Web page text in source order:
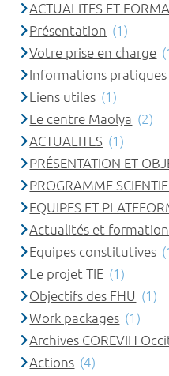
ACTUALITES ET
Présentation (1)
Votre prise en charge
Informations pratiques
Liens utiles (1)
Le centre Maolya (2)
ACTUALITES (1)
PRÉSENTATION ET
PROGRAMME
EQUIPES ET
Actualités et
Equipes constitutives
Le projet TIE (1)
Objectifs des FHU (1)
Work packages (1)
Archives COREVIH
Actions (4)